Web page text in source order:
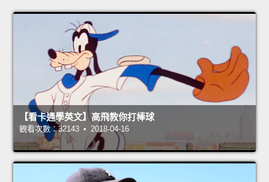
【看卡通學英文】高飛教你打棒球
觀看次數：32143 • 2018-04-16